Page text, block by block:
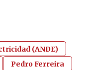
(ANDE)
Pedro Ferreira